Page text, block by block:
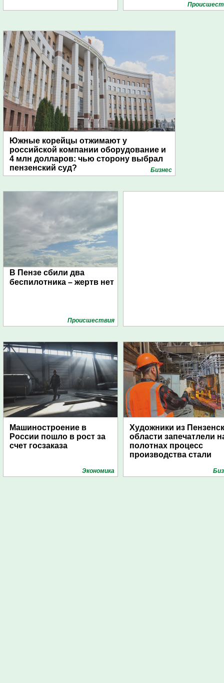
Южные корейцы отжимают у
российской компании оборудование и
4 млн долларов: чью сторону выбрал
пензенский суд?
Бизнес
В Пензе сбили два
беспилотника – жертв нет
Проиcшествия
Машиностроение в
России пошло в рост за
счет госзаказа
Экономика
Художники из
области запечатлели
полотнах процесс
производства стали